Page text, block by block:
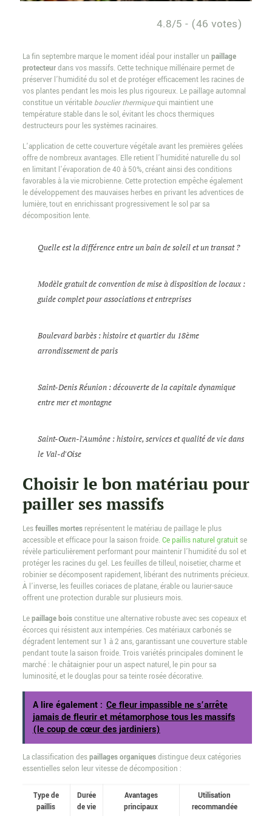
4.8/5 - (46 votes)
La fin septembre marque le moment idéal pour installer un paillage
protecteurdans vos massifs. Cette technique millénaire permet de
préserver l’humidité du sol et de protéger efficacement les racines de
vos plantes pendant les mois les plus rigoureux. Le paillage automnal
constitue un véritable bouclier thermiquequi maintient une
température stable dans le sol, évitant les chocs thermiques
destructeurs pour les systèmes racinaires.
L’application de cette couverture végétale avant les premières gelées
offre de nombreux avantages. Elle retient l’humidité naturelle du sol
en limitant l’évaporation de 40 à 50%, créant ainsi des conditions
favorables à la vie microbienne. Cette protection empêche également
le développement des mauvaises herbes en privant les adventices de
lumière, tout en enrichissant progressivement le sol par sa
décomposition lente.
Quelle est la différence entre un bain de soleil et un transat ?
Modèle gratuit de convention de mise à disposition de locaux :
guide complet pour associations et entreprises
Boulevard barbès : histoire et quartier du 18ème
arrondissement de paris
Saint-Denis Réunion : découverte de la capitale dynamique
entre mer et montagne
Saint-Ouen-l'Aumône : histoire, services et qualité de vie dans
le Val-d'Oise
Choisir le bon matériau pour
pailler ses massifs
Lesfeuilles mortesreprésentent le matériau de paillage le plus
accessible et efficace pour la saison froide. Ce paillis naturel gratuitse
révèle particulièrement performant pour maintenir l’humidité du sol et
protéger les racines du gel. Les feuilles de tilleul, noisetier, charme et
robinier se décomposent rapidement, libérant des nutriments précieux.
À l’inverse, les feuilles coriaces de platane, érable ou laurier-sauce
offrent une protection durable sur plusieurs mois.
Lepaillage boisconstitue une alternative robuste avec ses copeaux et
écorces qui résistent aux intempéries. Ces matériaux carbonés se
dégradent lentement sur 1 à 2 ans, garantissant une couverture stable
pendant toute la saison froide. Trois variétés principales dominent le
marché : le châtaignier pour un aspect naturel, le pin pour sa
luminosité, et le douglas pour sa teinte rosée décorative.
A lire également : Ce fleur impassible ne s’arrête
jamais de fleurir et métamorphose tous les massifs
(le coup de cœur des jardiniers)
La classification despaillages organiquesdistingue deux catégories
essentielles selon leur vitesse de décomposition :
Type de
paillis
Durée
de vie
Avantages
principaux
Utilisation
recommandée